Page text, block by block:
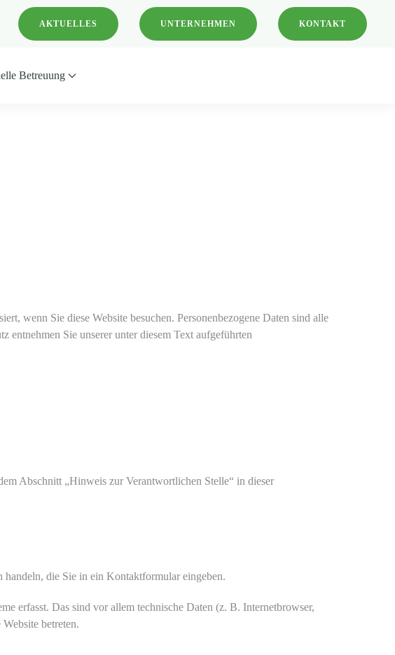
AKTUELLES UNTERNEHMEN KONTAKT
Betreuung
wenn Sie diese Website besuchen. Personenbezogene Daten sind alle
Sie unserer unter diesem Text aufgeführten
Abschnitt „Hinweis zur Verantwortlichen Stelle“ in dieser
handeln, die Sie in ein Kontaktformular eingeben.
erfasst. Das sind vor allem technische Daten (z. B. Internetbrowser,
betreten.